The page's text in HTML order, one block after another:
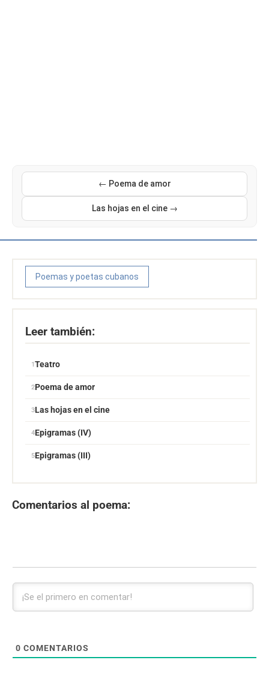
← Poema de amor
Las hojas en el cine →
Poemas y poetas cubanos
Leer también:
Teatro
Poema de amor
Las hojas en el cine
Epigramas (IV)
Epigramas (III)
Comentarios al poema:
0 COMENTARIOS